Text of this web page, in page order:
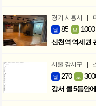
경기 시흥시 |
월 85 보 1000
신천역 역세권
서울 강서구 |
월 270 보
강서 콜 5등안